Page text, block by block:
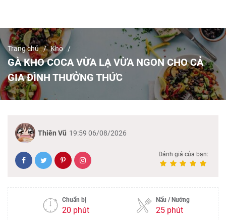
Trang chủ Kho
GÀ KHO COCA VỪA LẠ VỪA NGON CHO CẢ
GIA ĐÌNH THƯỞNG THỨC
Thiên Vũ 19:59 06/08/2026
Đánh giá của bạn:
Chuẩn bị
20 phút
Nấu / Nướng
25 phút